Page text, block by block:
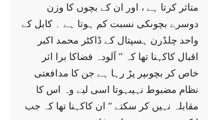
متاثر کرتا ہے ، اور ان کے بچوں کا وزن
دوسرے بچوںکی نسبت کم ہوتا ہے ۔ کابل کے
واحد چلڈرن ہسپتال کے ڈاکٹر محمد اکبر
اقبال کاکہنا تھا کہ ’’ آلودہ فضاکا برا اثر
خاص کر بچوںپر پڑ رہا ہے جن کا مدافعتی
نظام مضبوط نہیںہوتا اسی لیے وہ اس کا
مقابلہ نہیں کر سکتے ‘‘ ان کاکہنا تھا کہ جب